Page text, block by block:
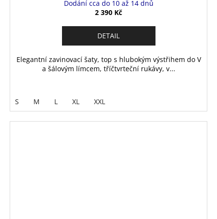
Dodání cca do 10 až 14 dnů
2 390 Kč
DETAIL
Elegantní zavinovací šaty, top s hlubokým výstřihem do V
a šálovým límcem, tříčtvrteční rukávy, v...
S M L XL XXL